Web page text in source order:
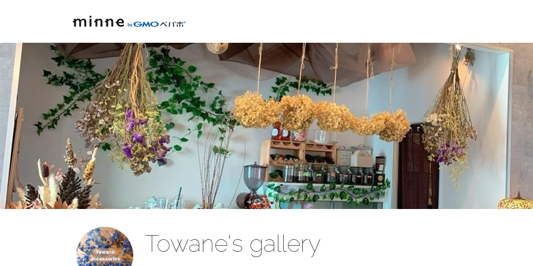
Towane's gallery